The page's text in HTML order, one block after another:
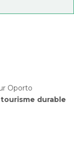
Oporto
durable